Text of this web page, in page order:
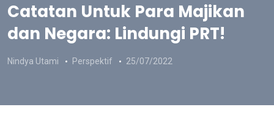
Catatan Untuk Para Majikan
dan Negara: Lindungi PRT!
Nindya Utami Perspektif 25/07/2022